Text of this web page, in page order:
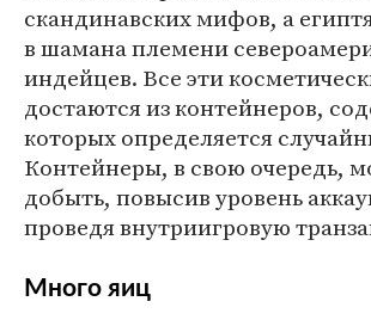
скандинавских мифов, а
в шамана племени
индейцев. Все эти
достаются из контейнеров,
которых определяется
Контейнеры, в свою очередь,
добыть, повысив уровень
проведя внутриигровую
Много яиц